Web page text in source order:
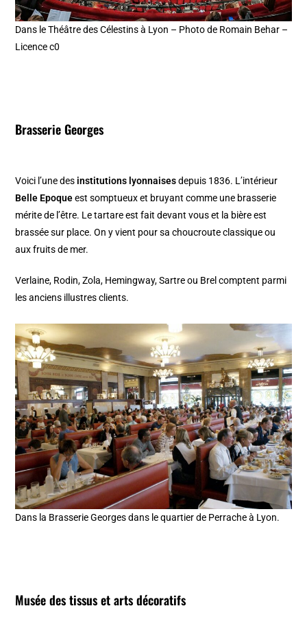
Dans le Théâtre des Célestins à Lyon – Photo de Romain Behar –
Licence c0
Brasserie Georges
Voici l’une des institutions lyonnaisesdepuis 1836. L’intérieur
Belle Epoqueest somptueux et bruyant comme une brasserie
mérite de l’être. Le tartare est fait devant vous et la bière est
brassée sur place. On y vient pour sa choucroute classique ou
aux fruits de mer.
Verlaine, Rodin, Zola, Hemingway, Sartre ou Brel comptent parmi
les anciens illustres clients.
Dans la Brasserie Georges dans le quartier de Perrache à Lyon.
Musée des tissus et arts décoratifs